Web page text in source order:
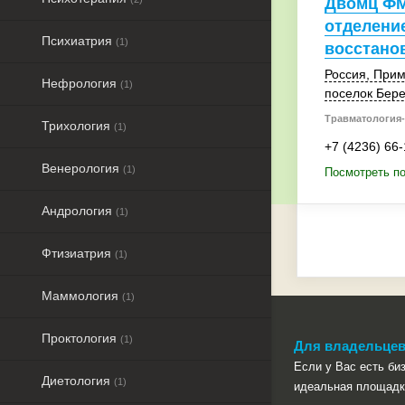
Психиатрия (1)
Нефрология (1)
Трихология (1)
Венерология (1)
Андрология (1)
Фтизиатрия (1)
Маммология (1)
Проктология (1)
Диетология (1)
Двомц
Россия
поселок
+7 (4236)
Посмотреть
Для
Если у Вас есть
идеальная